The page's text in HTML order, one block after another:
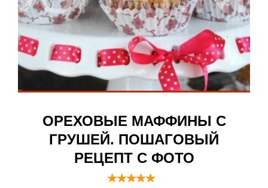
ОРЕХОВЫЕ МАФФИНЫ С
ГРУШЕЙ. ПОШАГОВЫЙ
РЕЦЕПТ С ФОТО